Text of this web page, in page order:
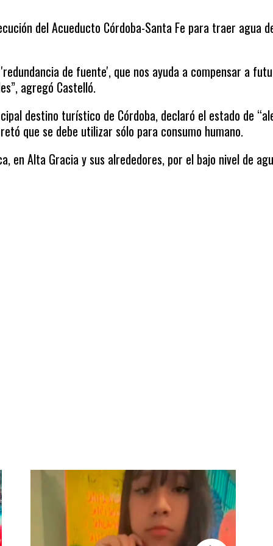
del Acueducto Córdoba-Santa Fe para traer agua
de fuente', que nos ayuda a compensar a
agregó Castelló.
destino turístico de Córdoba, declaró el estado de
que se debe utilizar sólo para consumo humano.
en Alta Gracia y sus alrededores, por el bajo nivel de